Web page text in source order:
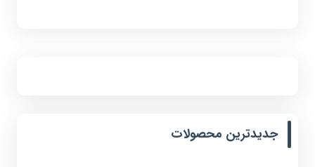
جدیدترین محصولات